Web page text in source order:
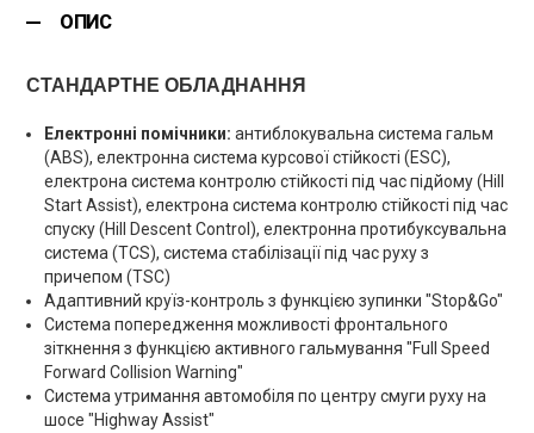
ОПИС
СТАНДАРТНЕ ОБЛАДНАННЯ
Електронні помічники: антиблокувальна система гальм
(ABS), електронна система курсової стійкості (ESC),
електрона система контролю стійкості під час підйому (Hill
Start Assist), електрона система контролю стійкості під час
спуску (Hill Descent Control), електронна протибуксувальна
система (TCS), система стабілізації під час руху з
причепом (TSC)
Адаптивний круїз-контроль з функцією зупинки "Stop&Go"
Система попередження можливості фронтального
зіткнення з функцією активного гальмування "Full Speed
Forward Collision Warning"
Система утримання автомобіля по центру смуги руху на
шосе "Highway Assist"